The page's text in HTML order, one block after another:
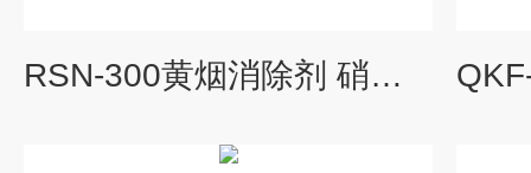
RSN-300黄烟消除剂 硝酸黄烟处理剂 黄烟抑制剂